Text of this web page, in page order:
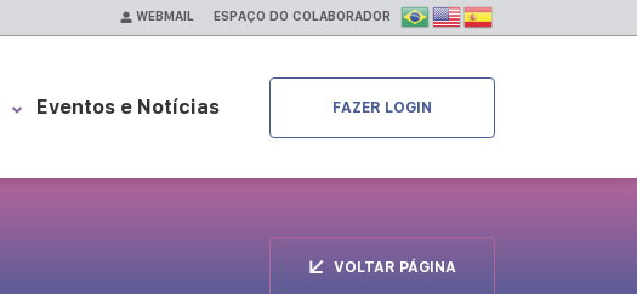
WEBMAIL ESPAÇO DO COLABORADOR
Eventos e Notícias FAZER LOGIN
VOLTAR PÁGINA